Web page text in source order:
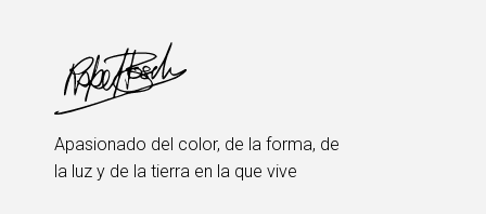
Apasionado del color, de la forma, de
la luz y de la tierra en la que vive